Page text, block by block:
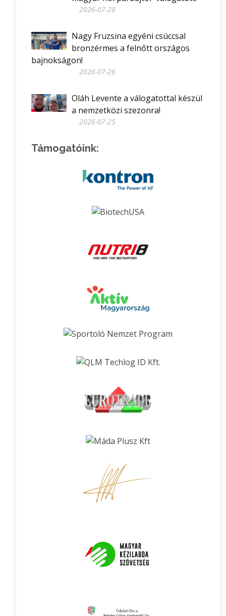
2026-07-28
Nagy Fruzsina egyéni csúccsal
bronzérmes a felnőtt országos
bajnokságon!
2026-07-26
Oláh Levente a válogatottal készül
a nemzetközi szezonra!
2026-07-25
Támogatóink: